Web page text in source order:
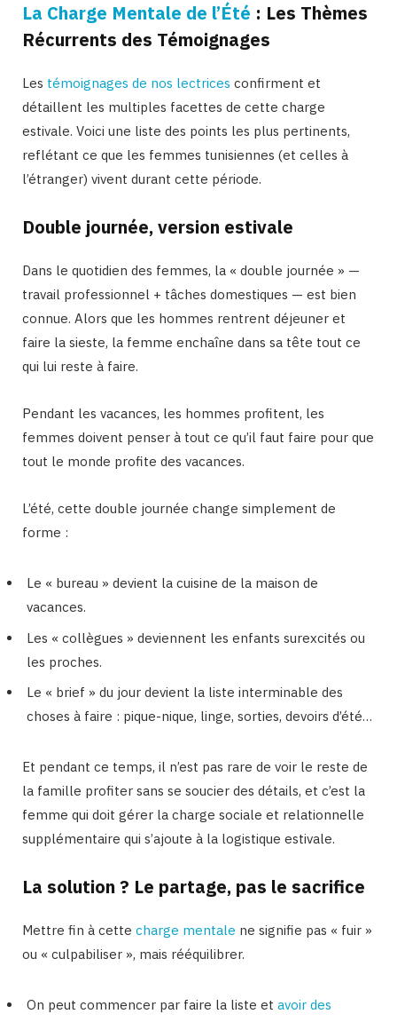
La Charge Mentale de l’Été : Les Thèmes
Récurrents des Témoignages
Les témoignages de nos lectrices confirment et
détaillent les multiples facettes de cette charge
estivale. Voici une liste des points les plus pertinents,
reflétant ce que les femmes tunisiennes (et celles à
l’étranger) vivent durant cette période.
Double journée, version estivale
Dans le quotidien des femmes, la « double journée » —
travail professionnel + tâches domestiques — est bien
connue. Alors que les hommes rentrent déjeuner et
faire la sieste, la femme enchaîne dans sa tête tout ce
qui lui reste à faire.
Pendant les vacances, les hommes profitent, les
femmes doivent penser à tout ce qu’il faut faire pour que
tout le monde profite des vacances.
L’été, cette double journée change simplement de
forme :
Le « bureau » devient la cuisine de la maison de
vacances.
Les « collègues » deviennent les enfants surexcités ou
les proches.
Le « brief » du jour devient la liste interminable des
choses à faire : pique-nique, linge, sorties, devoirs d’été…
Et pendant ce temps, il n’est pas rare de voir le reste de
la famille profiter sans se soucier des détails, et c’est la
femme qui doit gérer la charge sociale et relationnelle
supplémentaire qui s’ajoute à la logistique estivale.
La solution ? Le partage, pas le sacrifice
Mettre fin à cette charge mentale ne signifie pas « fuir »
ou « culpabiliser », mais rééquilibrer.
On peut commencer par faire la liste et avoir des